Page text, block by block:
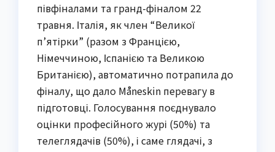
півфіналами та гранд-фіналом 22
травня. Італія, як член “Великої
п’ятірки” (разом з Францією,
Німеччиною, Іспанією та Великою
Британією), автоматично потрапила до
фіналу, що дало Måneskin перевагу в
підготовці. Голосування поєднувало
оцінки професійного журі (50%) та
телеглядачів (50%), і саме глядачі, з